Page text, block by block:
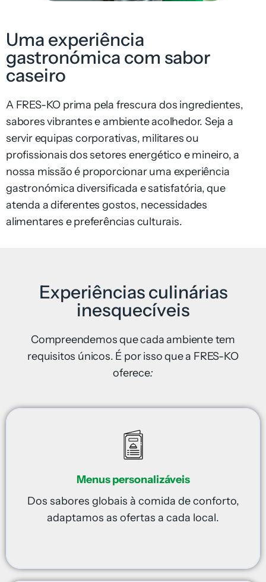
Uma experiência
gastronómica com sabor
caseiro
A FRES-KO prima pela frescura dos ingredientes,
sabores vibrantes e ambiente acolhedor. Seja a
servir equipas corporativas, militares ou
profissionais dos setores energético e mineiro, a
nossa missão é proporcionar uma experiência
gastronómica diversificada e satisfatória, que
atenda a diferentes gostos, necessidades
alimentares e preferências culturais.
Experiências culinárias
inesquecíveis
Compreendemos que cada ambiente tem
requisitos únicos. É por isso que a FRES-KO
oferece:
Menus personalizáveis
Dos sabores globais à comida de conforto,
adaptamos as ofertas a cada local.